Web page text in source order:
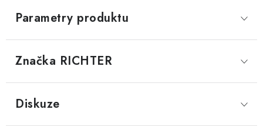
Parametry produktu
Značka RICHTER
Diskuze